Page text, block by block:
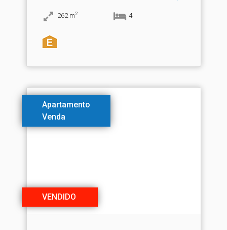
262 m2 4
Apartamento
Venda
VENDIDO